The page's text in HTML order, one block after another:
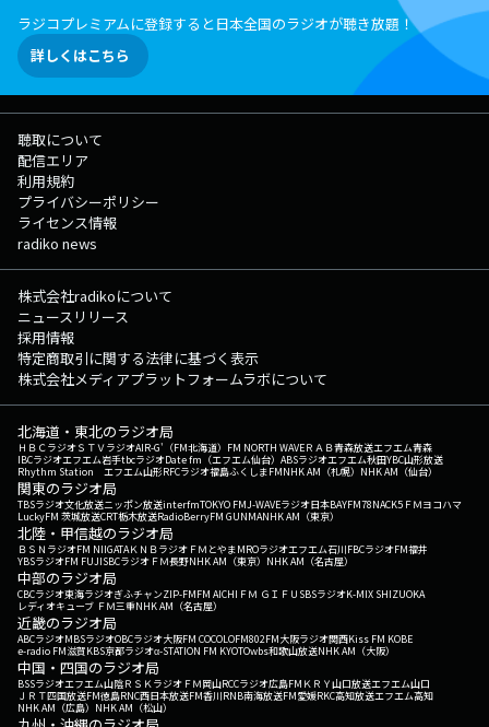
ラジコプレミアムに登録すると日本全国のラジオが聴き放題！
詳しくはこちら
聴取について
配信エリア
利用規約
プライバシーポリシー
ライセンス情報
radiko news
株式会社radikoについて
ニュースリリース
採用情報
特定商取引に関する法律に基づく表示
株式会社メディアプラットフォームラボについて
北海道・東北のラジオ局
ＨＢＣラジオＳＴＶラジオAIR-G'（FM北海道） FM NORTH WAVEＲＡＢ青森放送エフエム青森
IBCラジオエフエム岩手tbcラジオDate fm（エフエム仙台） ABSラジオエフエム秋田YBC山形放送
Rhythm Station エフエム山形RFCラジオ福島ふくしまFMNHK AM（札幌） NHK AM（仙台）
関東のラジオ局
TBSラジオ文化放送ニッポン放送interfmTOKYO FMJ-WAVEラジオ日本BAYFM78NACK5 ＦＭヨコハマ
LuckyFM 茨城放送CRT栃木放送RadioBerryFM GUNMANHK AM（東京）
北陸・甲信越のラジオ局
ＢＳＮラジオFM NIIGATAＫＮＢラジオ ＦＭとやまMROラジオエフエム石川FBCラジオFM福井
YBSラジオFM FUJISBCラジオ ＦＭ長野NHK AM（東京） NHK AM（名古屋）
中部のラジオ局
CBCラジオ東海ラジオぎふチャンZIP-FMFM AICHI ＦＭ ＧＩＦＵ SBSラジオK-MIX SHIZUOKA
レディオキューブ ＦＭ三重NHK AM（名古屋）
近畿のラジオ局
ABCラジオMBSラジオOBCラジオ大阪FM COCOLOFM802FM大阪ラジオ関西Kiss FM KOBE
e-radio FM滋賀KBS京都ラジオα-STATION FM KYOTOwbs和歌山放送NHK AM（大阪）
中国・四国のラジオ局
BSSラジオエフエム山陰ＲＳＫラジオ ＦＭ岡山RCCラジオ広島FM ＫＲＹ山口放送エフエム山口
ＪＲＴ四国放送FM徳島RNC西日本放送FM香川RNB南海放送FM愛媛RKC高知放送エフエム高知
NHK AM（広島） NHK AM（松山）